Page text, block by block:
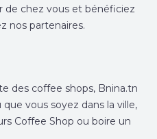
de chez vous et bénéficiez
nos partenaires.
des coffee shops, Bnina.tn
vous soyez dans la ville,
Coffee Shop ou boire un